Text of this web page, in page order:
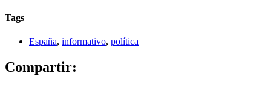
Tags
España, informativo, política
Compartir: